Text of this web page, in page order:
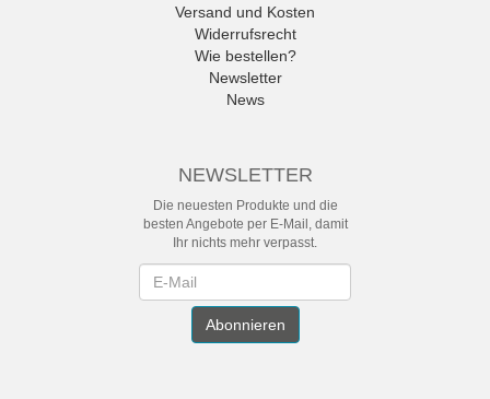
Versand und Kosten
Widerrufsrecht
Wie bestellen?
Newsletter
News
NEWSLETTER
Die neuesten Produkte und die
besten Angebote per E-Mail, damit
Ihr nichts mehr verpasst.
Abonnieren